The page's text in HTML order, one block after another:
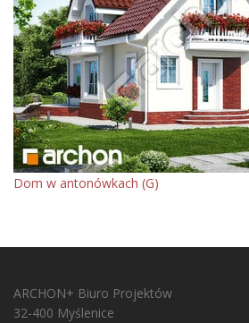
Dom w antonówkach (G)
ARCHON+ Biuro Projektów
32-400 Myślenice